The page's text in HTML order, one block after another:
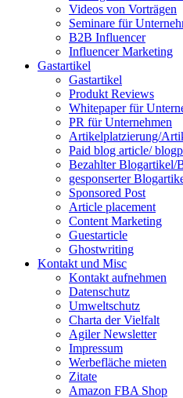
Videos von Vorträgen
Seminare für
B2B Influencer
Influencer Marketing
Gastartikel
Gastartikel
Produkt Reviews
Whitepaper für
PR für Unternehmen
Artikelplatzierung/
Paid blog article/
Bezahlter Blogartikel/
gesponserter
Sponsored Post
Article placement
Content Marketing
Guestarticle
Ghostwriting
Kontakt und Misc
Kontakt aufnehmen
Datenschutz
Umweltschutz
Charta der Vielfalt
Agiler Newsletter
Impressum
Werbefläche mieten
Zitate
Amazon FBA Shop